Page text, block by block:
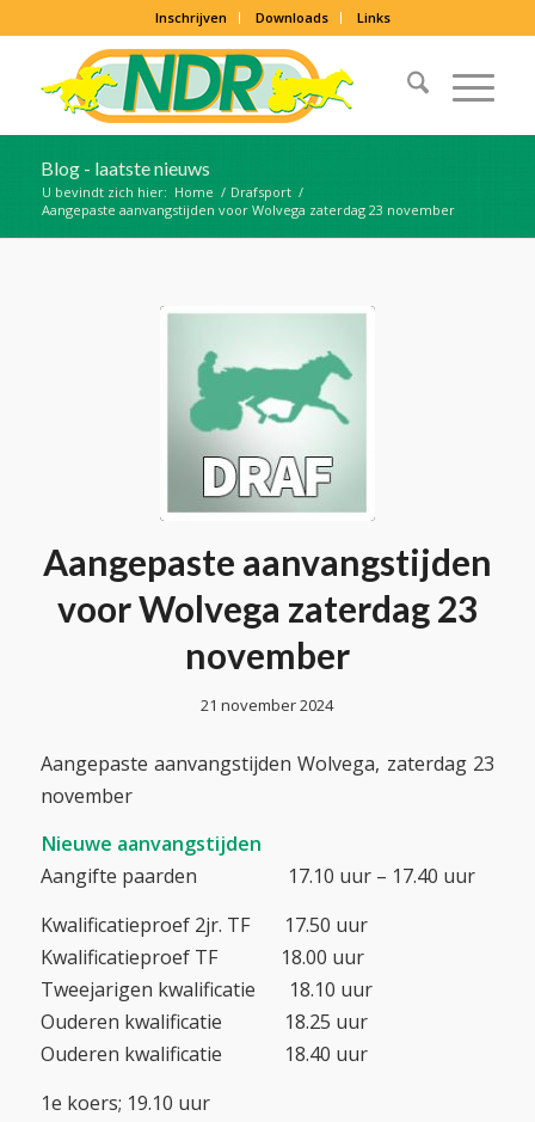
Inschrijven Downloads Links
Blog - laatste nieuws
U bevindt zich hier: Home / Drafsport /
Aangepaste aanvangstijden voor Wolvega zaterdag 23 november
Aangepaste aanvangstijden
voor Wolvega zaterdag 23
november
21 november 2024
Aangepaste aanvangstijden Wolvega, zaterdag 23
november
Nieuwe aanvangstijden
Aangifte paarden 17.10 uur – 17.40 uur
Kwalificatieproef 2jr. TF 17.50 uur
Kwalificatieproef TF 18.00 uur
Tweejarigen kwalificatie 18.10 uur
Ouderen kwalificatie 18.25 uur
Ouderen kwalificatie 18.40 uur
1e koers; 19.10 uur